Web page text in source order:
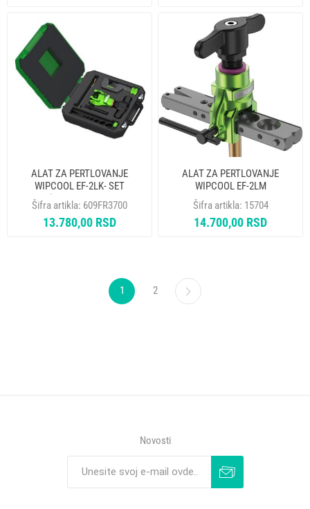
ALAT ZA PERTLOVANJE
WIPCOOL EF-2LK- SET
KOFER(HVATALJKA 1/4 5/16
3/8 1/2 5/8 3/4 + NOZ ZA CEVI
HC 4-32mm+CISTAC IVICA)
Šifra artikla: 609FR3700
13.780,00 RSD
ALAT ZA PERTLOVANJE
WIPCOOL EF-2LM
Šifra artikla: 15704
14.700,00 RSD
1 2
Novosti